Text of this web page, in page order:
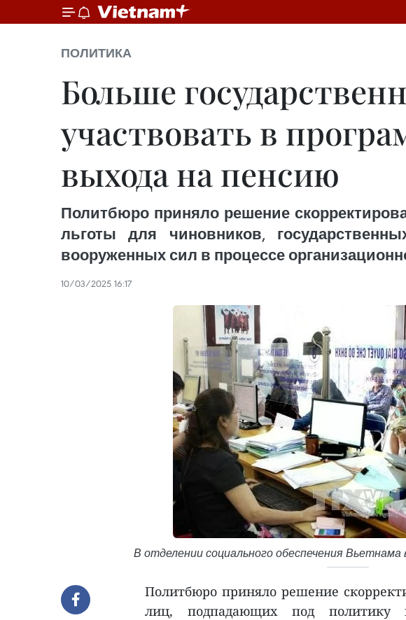
ПОЛИТИКА
Больше
участвовать в
выхода на пенсию
Политбюро приняло решение
льготы для чиновников,
вооруженных сил в процессе
10/03/2025 16:17
В отделении социального обеспечения
Политбюро приняло решение
лиц, подпадающих под политику